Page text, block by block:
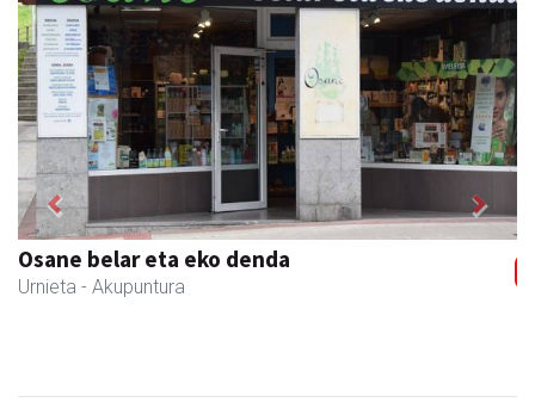
Osane belar eta eko denda
Urnieta - Akupuntura
Previous Next